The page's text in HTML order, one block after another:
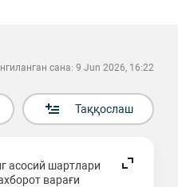
сана: 9 Jun 2026, 16:22
Таққослаш
асосий шартлари
варағи